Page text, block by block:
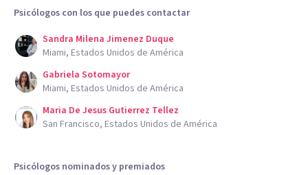
Psicólogos con los que puedes contactar
Sandra Milena Jimenez Duque
Miami, Estados Unidos de América
Gabriela Sotomayor
Miami, Estados Unidos de América
Maria De Jesus Gutierrez Tellez
San Francisco, Estados Unidos de América
Psicólogos nominados y premiados